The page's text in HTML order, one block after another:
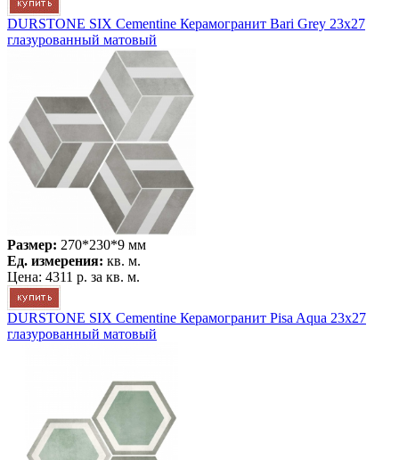
DURSTONE SIX Cementine Керамогранит Bari Grey 23x27
глазурованный матовый
Размер: 270*230*9 мм
Ед. измерения: кв. м.
Цена: 4311 р. за кв. м.
DURSTONE SIX Cementine Керамогранит Pisa Aqua 23x27
глазурованный матовый